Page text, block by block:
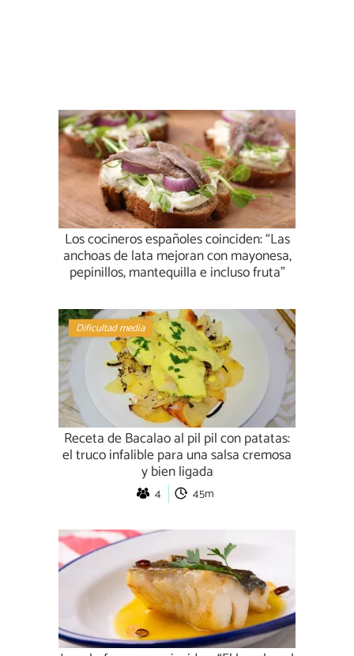
Los cocineros españoles coinciden: “Las
anchoas de lata mejoran con mayonesa,
pepinillos, mantequilla e incluso fruta”
Dificultad media
Receta de Bacalao al pil pil con patatas:
el truco infalible para una salsa cremosa
y bien ligada
4 45m